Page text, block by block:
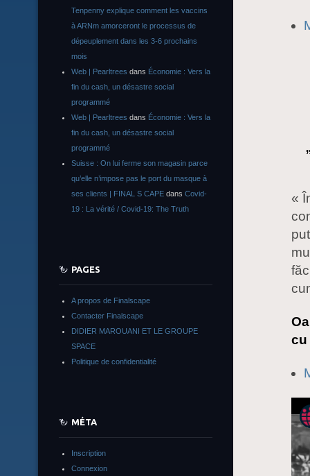
«
cu
Tenpenny explique comment les vaccins
à ARNm amorceront le processus de
dépeuplement dans les 3-6 prochains
mois
Web | Pearltrees dans Économie : Vers la
fin du cash, un désastre social
programmé
Web | Pearltrees dans Économie : Vers la
fin du cash, un désastre social
programmé
Suisse : On lui ferme son magasin parce
qu’elle n’impose pas le port du masque à
ses clients | FINAL S CAPE dans Covid-
19 : La vérité / Covid-19: The Truth
PAGES
A propos de Finalscape
Contacter Finalscape
DIDIER MAROUANI ET LE GROUPE
SPACE
Politique de confidentialité
MÉTA
Inscription
Connexion